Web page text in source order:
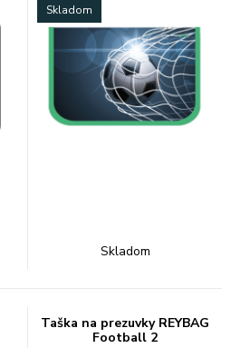
Skladom
Skladom
Taška na prezuvky REYBAG
Football 2